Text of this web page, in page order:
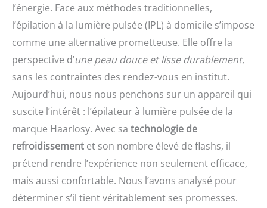
l’énergie. Face aux méthodes traditionnelles,
l’épilation à la lumière pulsée (IPL) à domicile s’impose
comme une alternative prometteuse. Elle offre la
perspective d’une peau douce et lisse durablement,
sans les contraintes des rendez-vous en institut.
Aujourd’hui, nous nous penchons sur un appareil qui
suscite l’intérêt : l’épilateur à lumière pulsée de la
marque Haarlosy. Avec sa technologie de
refroidissement et son nombre élevé de flashs, il
prétend rendre l’expérience non seulement efficace,
mais aussi confortable. Nous l’avons analysé pour
déterminer s’il tient véritablement ses promesses.